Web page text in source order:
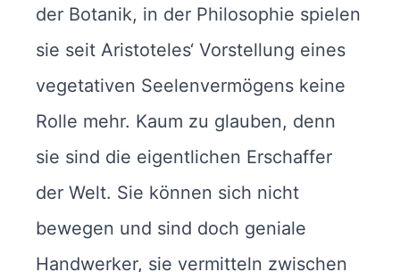
der Botanik, in der Philosophie spielen
sie seit Aristoteles‘ Vorstellung eines
vegetativen Seelenvermögens keine
Rolle mehr. Kaum zu glauben, denn
sie sind die eigentlichen Erschaffer
der Welt. Sie können sich nicht
bewegen und sind doch geniale
Handwerker, sie vermitteln zwischen